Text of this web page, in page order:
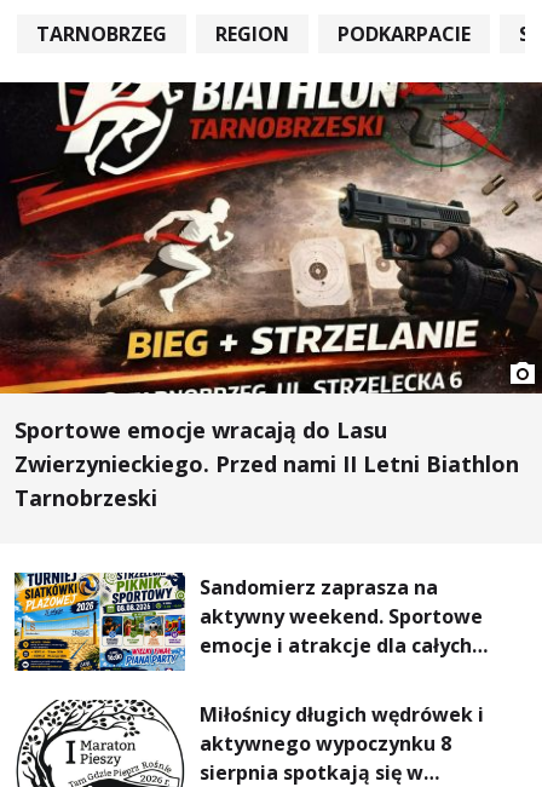
TARNOBRZEG REGION PODKARPACIE
Sportowe emocje wracają do Lasu
Zwierzynieckiego. Przed nami II Letni Biathlon
Tarnobrzeski
Sandomierz zaprasza na
aktywny weekend. Sportowe
emocje i atrakcje dla całych
Miłośnicy długich wędrówek i
aktywnego wypoczynku 8
sierpnia spotkają się w